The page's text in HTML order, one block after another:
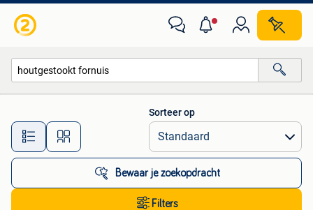
Alle afstanden…
Sorteer op
Bewaar je zoekopdracht
Filters